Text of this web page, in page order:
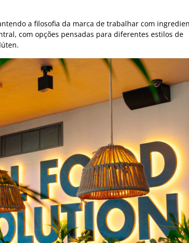
a filosofia da marca de trabalhar com
com opções pensadas para diferentes estilos de